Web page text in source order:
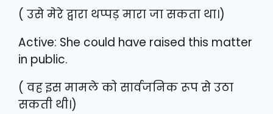
( उसे मेरे द्वारा थप्पड़ मारा जा सकता था।)
Active: She could have raised this matter
in public.
( वह इस मामले को सार्वजनिक रूप से उठा
सकती थी।)